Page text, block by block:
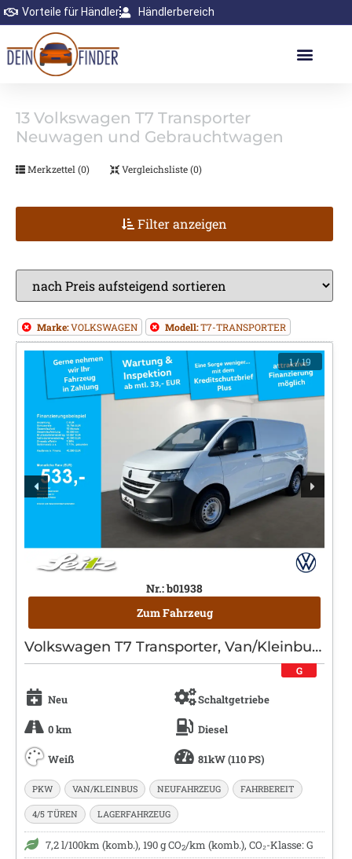
Vorteile für Händler Händlerbereich
13 Volkswagen T7 Transporter
Neuwagen und Gebrauchtwagen
Merkzettel (0) Vergleichsliste (0)
Filter anzeigen
Marke:VOLKSWAGEN Modell:T7-TRANSPORTER
1/ 19
Nr.: b01938
Zum Fahrzeug
Volkswagen T7 Transporter, Van/Kleinbus, Diesel, Schaltgetriebe, Weiß
Neu Schaltgetriebe
0 km Diesel
Weiß 81kW (110 PS)
G
PKW VAN/KLEINBUS NEUFAHRZEUG FAHRBEREIT
4/5 TÜREN LAGERFAHRZEUG
7,2 l/100km (komb.), 190 g CO2/km (komb.), CO₂-Klasse: G